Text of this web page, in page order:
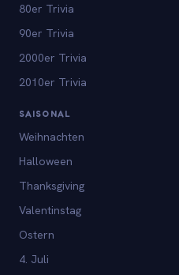
80er Trivia
90er Trivia
2000er Trivia
2010er Trivia
SAISONAL
Weihnachten
Halloween
Thanksgiving
Valentinstag
Ostern
4. Juli